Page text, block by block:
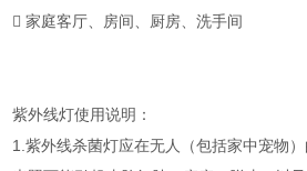
 家庭客厅、房间、厨房、洗手间
紫外线灯使用说明：
1.紫外线杀菌灯应在无人（包括家中宠物